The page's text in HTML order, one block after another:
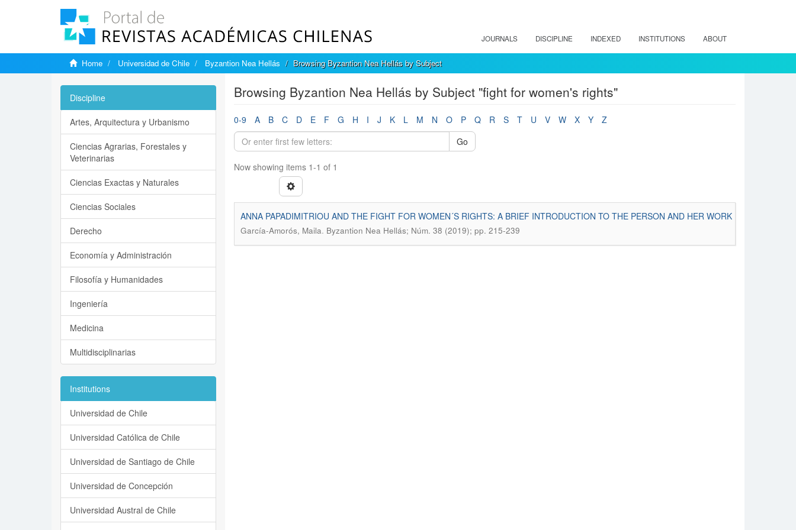
JOURNALS DISCIPLINE INDEXED INSTITUTIONS ABOUT
Home Universidad de Chile Byzantion Nea Hellás Browsing Byzantion Nea Hellás by Subject
Browsing Byzantion Nea Hellás by Subject "fight for women's rights"
0-9 A B C D E F G H I J K L M N O P Q R S T U V W X Y
Z
Go
Now showing items 1-1 of 1
ANNA PAPADIMITRIOU AND THE FIGHT FOR WOMEN´S RIGHTS: A BRIEF INTRODUCTION TO THE PERSON AND HER WORK
García-Amorós, Maila. Byzantion Nea Hellás; Núm. 38 (2019); pp. 215-239
Discipline
Artes, Arquitectura y Urbanismo
Ciencias Agrarias, Forestales y
Veterinarias
Ciencias Exactas y Naturales
Ciencias Sociales
Derecho
Economía y Administración
Filosofía y Humanidades
Ingeniería
Medicina
Multidisciplinarias
Institutions
Universidad de Chile
Universidad Católica de Chile
Universidad de Santiago de Chile
Universidad de Concepción
Universidad Austral de Chile